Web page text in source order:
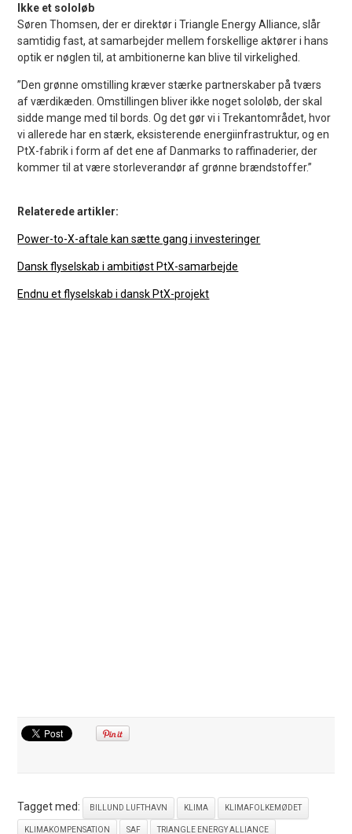
Ikke et sololøb
Søren Thomsen, der er direktør i Triangle Energy Alliance, slår
samtidig fast, at samarbejder mellem forskellige aktører i hans
optik er nøglen til, at ambitionerne kan blive til virkelighed.
”Den grønne omstilling kræver stærke partnerskaber på tværs
af værdikæden. Omstillingen bliver ikke noget sololøb, der skal
sidde mange med til bords. Og det gør vi i Trekantområdet, hvor
vi allerede har en stærk, eksisterende energiinfrastruktur, og en
PtX-fabrik i form af det ene af Danmarks to raffinaderier, der
kommer til at være storleverandør af grønne brændstoffer.”
Relaterede artikler:
Power-to-X-aftale kan sætte gang i investeringer
Dansk flyselskab i ambitiøst PtX-samarbejde
Endnu et flyselskab i dansk PtX-projekt
Tagget med: BILLUND LUFTHAVN KLIMA KLIMAFOLKEMØDET
KLIMAKOMPENSATION SAF TRIANGLE ENERGY ALLIANCE